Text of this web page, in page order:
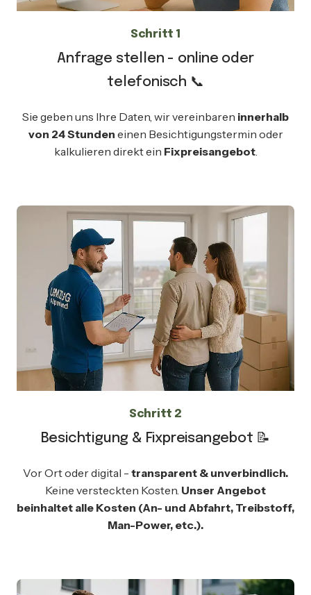
Schritt 1
Anfrage stellen - online oder
telefonisch 📞
Sie geben uns Ihre Daten, wir vereinbaren innerhalb
von 24 Stunden einen Besichtigungstermin oder
kalkulieren direkt ein Fixpreisangebot.
Schritt 2
Besichtigung & Fixpreisangebot 📝
Vor Ort oder digital - transparent & unverbindlich.
Keine versteckten Kosten. Unser Angebot
beinhaltet alle Kosten (An- und Abfahrt, Treibstoff,
Man-Power, etc.).